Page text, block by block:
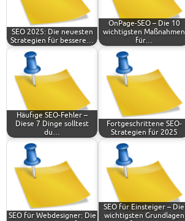
SEO 2025: Die neuesten
Strategien für bessere…
OnPage-SEO – Die 10
wichtigsten Maßnahmen
für…
Häufige SEO-Fehler –
Diese 7 Dinge solltest
du…
Fortgeschrittene SEO-
Strategien für 2025
SEO für Webdesigner: Die
SEO für Einsteiger – Die
wichtigsten Grundlagen